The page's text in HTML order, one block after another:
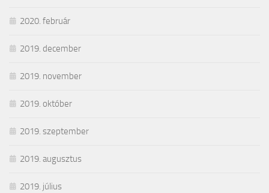
2020. február
2019. december
2019. november
2019. október
2019. szeptember
2019. augusztus
2019. július